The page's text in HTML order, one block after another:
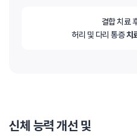
결합 치료
허리 및 다리 통증치
신체 능력 개선 및